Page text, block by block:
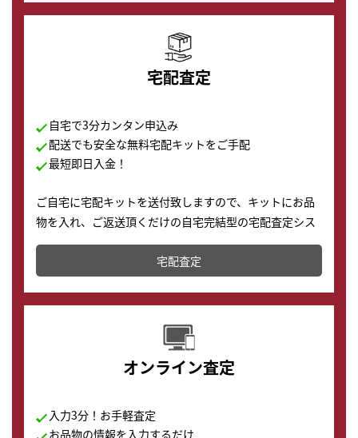
宅配査定
自宅で3分カンタン申込み
配送でも安全な無料宅配キットをご手配
最短即日入金！
ご自宅に宅配キットを送付致しますので、キットにお品
物を入れ、ご返送頂くだけの自宅完結型の宅配査定シス
テムです。
配送でも簡単&安全に査定・買取に出すことが可能で
す。
宅配査定
オンライン査定
入力3分！お手軽査定
お品物の情報を入力するだけ